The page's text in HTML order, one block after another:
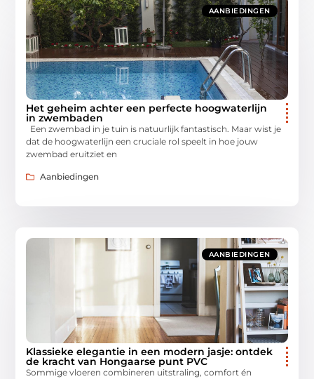
AANBIEDINGEN
Het geheim achter een perfecte hoogwaterlijn
in zwembaden
Een zwembad in je tuin is natuurlijk fantastisch. Maar wist je
dat de hoogwaterlijn een cruciale rol speelt in hoe jouw
zwembad eruitziet en
Aanbiedingen
AANBIEDINGEN
Klassieke elegantie in een modern jasje: ontdek
de kracht van Hongaarse punt PVC
Sommige vloeren combineren uitstraling, comfort én